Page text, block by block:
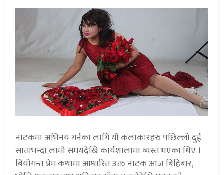
नाटकमा अभिनय गर्नका लागि यी कलाकारहरु पछिल्लो दुई
साताभन्दा लामो समयदेखि कार्यशालामा व्यस्त भएका थिए ।
बियोगन्त प्रेम कथामा आधारित उक्त नाटक आज बिहिबार,